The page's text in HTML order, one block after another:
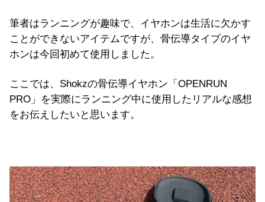
筆者はランニングが趣味で、イヤホンは生活に欠かす
ことができないアイテムですが、骨伝導タイプのイヤ
ホンは今回初めて使用しました。
ここでは、Shokzの骨伝導イヤホン「OPENRUN
PRO」を実際にランニング中に使用したリアルな感想
をお伝えしたいと思います。